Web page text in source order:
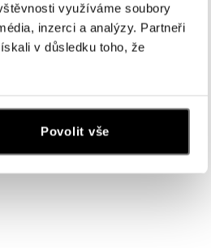
využíváme soubory
inzerci a analýzy. Partneři
v důsledku toho, že
Povolit vše